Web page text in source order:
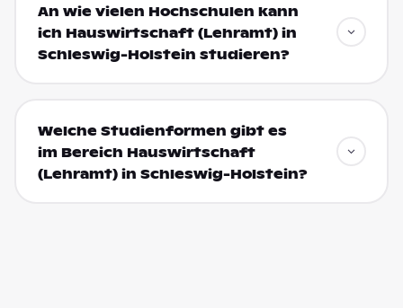
An wie vielen Hochschulen kann
ich Hauswirtschaft (Lehramt) in
Schleswig-Holstein studieren?
Welche Studienformen gibt es
im Bereich Hauswirtschaft
(Lehramt) in Schleswig-Holstein?